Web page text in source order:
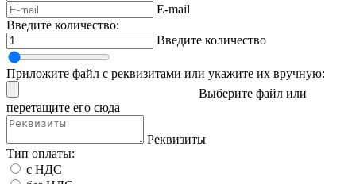
E-mail
Введите количество:
Введите количество
Приложите файл с реквизитами или укажите их вручную:
Выберите файл или
перетащите его сюда
Реквизиты
Тип оплаты:
с НДС